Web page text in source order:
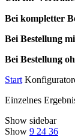
Bei kompletter
Bei Bestellung
Bei Bestellung
Start
Einzelnes
Show sidebar
Show 9 24 36